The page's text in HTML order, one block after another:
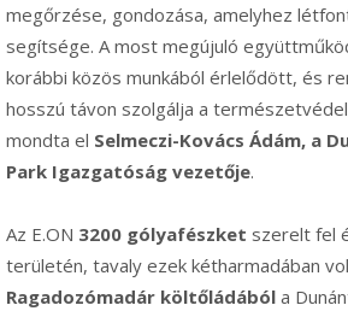
megőrzése, gondozása, amelyhez
segítsége. A most megújuló
korábbi közös munkából érlelődött, és
hosszú távon szolgálja a
mondta el Selmeczi-Kovács Ádám, a
Park Igazgatóság vezetője.
Az E.ON 3200 gólyafészket szerelt fel
területén, tavaly ezek kétharmadában
Ragadozómadár költőládából a